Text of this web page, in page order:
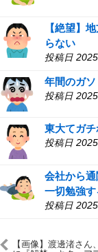
【絶望】
らない
投稿日
年間のガ
投稿日
東大てガ
投稿日
会社から
一切勉強
投稿日
【画像】渡邊渚さん